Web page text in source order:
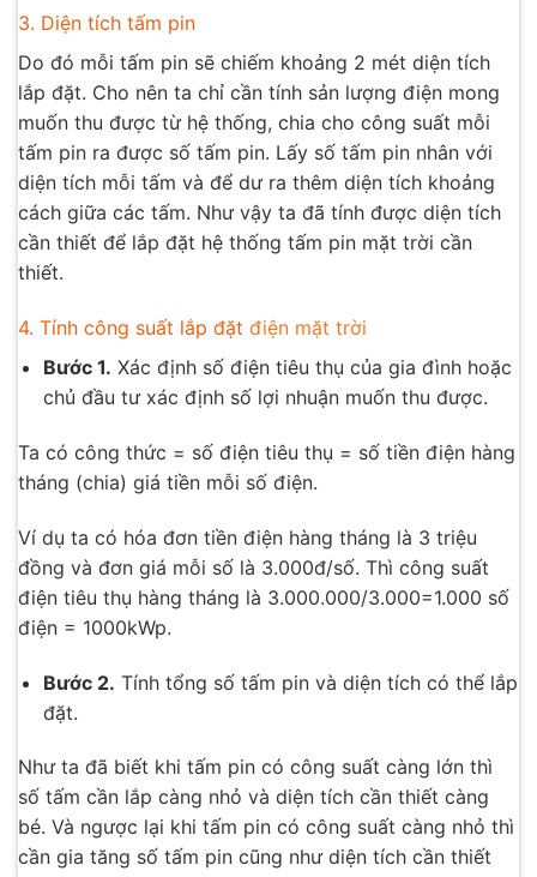
3. Diện tích tấm pin
Do đó mỗi tấm pin sẽ chiếm khoảng 2 mét diện tích
lắp đặt. Cho nên ta chỉ cần tính sản lượng điện mong
muốn thu được từ hệ thống, chia cho công suất mỗi
tấm pin ra được số tấm pin. Lấy số tấm pin nhân với
diện tích mỗi tấm và để dư ra thêm diện tích khoảng
cách giữa các tấm. Như vậy ta đã tính được diện tích
cần thiết để lắp đặt hệ thống tấm pin mặt trời cần
thiết.
4. Tính công suất lắp đặt điện mặt trời
Bước 1. Xác định số điện tiêu thụ của gia đình hoặc
chủ đầu tư xác định số lợi nhuận muốn thu được.
Ta có công thức = số điện tiêu thụ = số tiền điện hàng
tháng (chia) giá tiền mỗi số điện.
Ví dụ ta có hóa đơn tiền điện hàng tháng là 3 triệu
đồng và đơn giá mỗi số là 3.000đ/số. Thì công suất
điện tiêu thụ hàng tháng là 3.000.000/3.000=1.000 số
điện = 1000kWp.
Bước 2. Tính tổng số tấm pin và diện tích có thể lắp
đặt.
Như ta đã biết khi tấm pin có công suất càng lớn thì
số tấm cần lắp càng nhỏ và diện tích cần thiết càng
bé. Và ngược lại khi tấm pin có công suất càng nhỏ thì
cần gia tăng số tấm pin cũng như diện tích cần thiết